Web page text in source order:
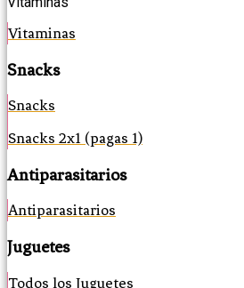
Vitaminas
Snacks
Snacks
Snacks 2x1 (pagas 1)
Antiparasitarios
Antiparasitarios
Juguetes
Todos los Juguetes